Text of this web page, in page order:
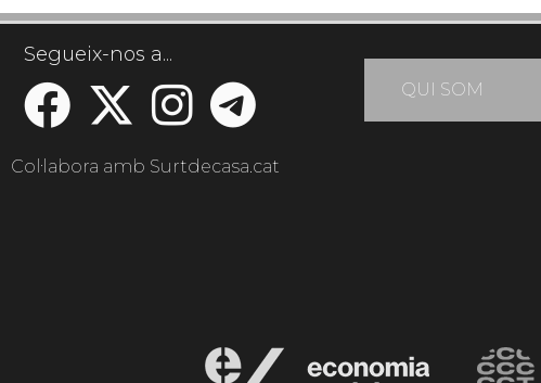
Segueix-nos a...
QUI SOM
Col·labora amb Surtdecasa.cat